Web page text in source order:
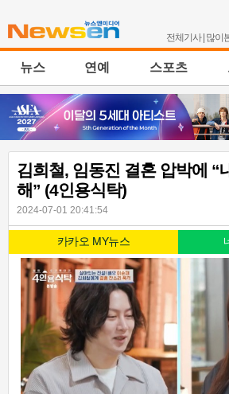
전체기사| 많이
뉴스 연예 스포츠
김희철, 임동진 결혼 압박에 “
해” (4인용식탁)
2024-07-01 20:41:54
카카오 MY뉴스